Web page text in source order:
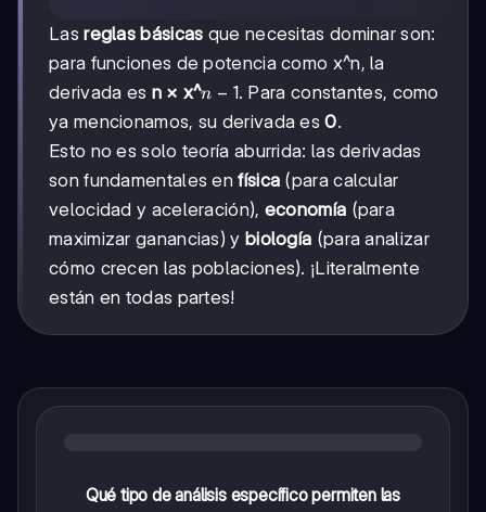
Lasreglas básicas que necesitas dominar son:
para funciones de potencia como x^n, la
derivada es n × x^n-
1
n − 1. Para constantes, como
ya mencionamos, su derivada es0.
Esto no es solo teoría aburrida: las derivadas
son fundamentales enfísica (para calcular
velocidad y aceleración), economía (para
maximizar ganancias) y biología (para analizar
cómo crecen las poblaciones). ¡Literalmente
están en todas partes!
Qué tipo de análisis específico permiten las